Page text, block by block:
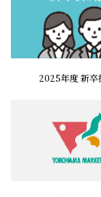
2025年度 新卒